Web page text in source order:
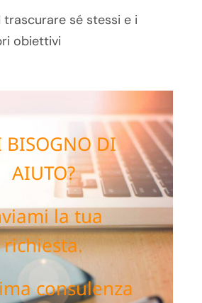
trascurare sé stessi e i
obiettivi
BISOGNO DI
AIUTO?
la tua
richiesta.
consulenza